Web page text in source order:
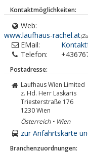
Kontaktmöglichkeiten:
Web:
www.laufhaus-rachel.at
EMail:
Telefon:
Postadresse:
Laufhaus Wien Limited
z. Hd. Herr Laskaris
Triesterstraße 176
1230Wien
Österreich • Wien
zur Anfahrtskarte
Branchenzuordnungen: